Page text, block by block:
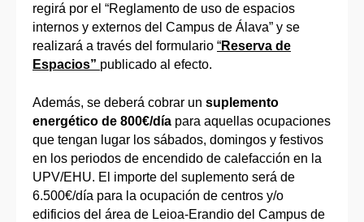
regirá por el “Reglamento de uso de espacios
internos y externos del Campus de Álava” y se
realizará a través del formulario “Reserva de
Espacios” publicado al efecto.
Además, se deberá cobrar un suplemento
energético de 800€/día para aquellas ocupaciones
que tengan lugar los sábados, domingos y festivos
en los periodos de encendido de calefacción en la
UPV/EHU. El importe del suplemento será de
6.500€/día para la ocupación de centros y/o
edificios del área de Leioa-Erandio del Campus de